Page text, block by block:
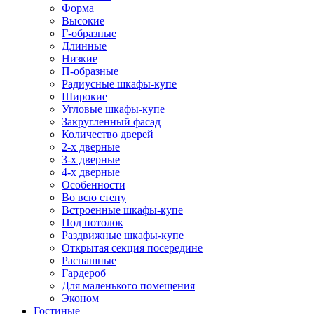
Форма
Высокие
Г-образные
Длинные
Низкие
П-образные
Радиусные шкафы-купе
Широкие
Угловые шкафы-купе
Закругленный фасад
Количество дверей
2-х дверные
3-х дверные
4-х дверные
Особенности
Во всю стену
Встроенные шкафы-купе
Под потолок
Раздвижные шкафы-купе
Открытая секция посередине
Распашные
Гардероб
Для маленького помещения
Эконом
Гостиные